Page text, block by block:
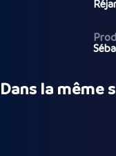
Dans la même